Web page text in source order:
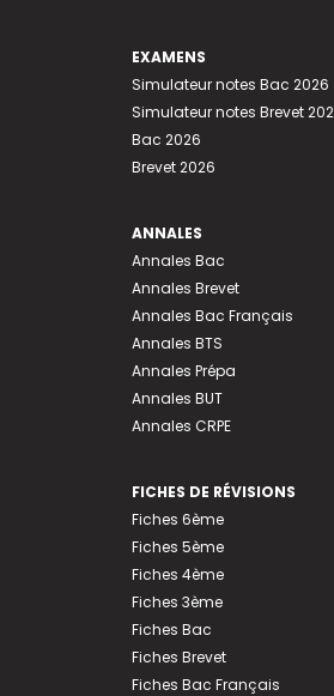
EXAMENS
Simulateur notes Bac 2026
Simulateur notes Brevet
Bac 2026
Brevet 2026
ANNALES
Annales Bac
Annales Brevet
Annales Bac Français
Annales BTS
Annales Prépa
Annales BUT
Annales CRPE
FICHES DE RÉVISIONS
Fiches 6ème
Fiches 5ème
Fiches 4ème
Fiches 3ème
Fiches Bac
Fiches Brevet
Fiches Bac Français